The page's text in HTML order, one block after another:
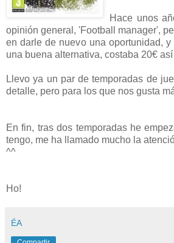
Hace unos
opinión general, 'Football manager',
en darle de nuevo una oportunidad,
una buena alternativa, costaba 20€
Llevo ya un par de temporadas de
detalle, pero para los que nos gusta
En fin, tras dos temporadas he
tengo, me ha llamado mucho la
^^
Ho!
ÉA